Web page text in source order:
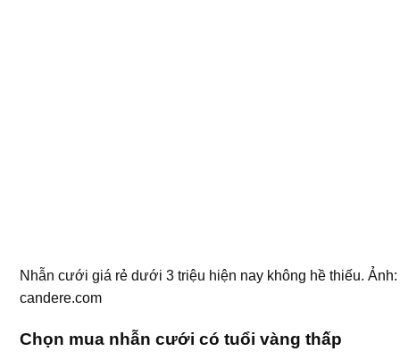
Nhẫn cưới giá rẻ dưới 3 triệu hiện nay không hề thiếu. Ảnh:
candere.com
Chọn mua nhẫn cưới có tuổi vàng thấp